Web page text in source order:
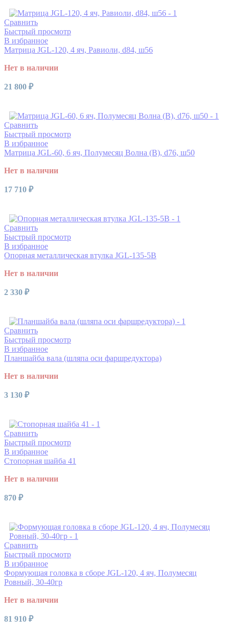
Сравнить
Быстрый просмотр
В избранное
Матрица JGL-120, 4 яч, Равиоли, d84, ш56
Нет в наличии
21 800 ₽
Сравнить
Быстрый просмотр
В избранное
Матрица JGL-60, 6 яч, Полумесяц Волна (В), d76, ш50
Нет в наличии
17 710 ₽
Сравнить
Быстрый просмотр
В избранное
Опорная металлическая втулка JGL-135-5B
Нет в наличии
2 330 ₽
Сравнить
Быстрый просмотр
В избранное
Планшайба вала (шляпа оси фаршредуктора)
Нет в наличии
3 130 ₽
Сравнить
Быстрый просмотр
В избранное
Стопорная шайба 41
Нет в наличии
870 ₽
Сравнить
Быстрый просмотр
В избранное
Формующая головка в сборе JGL-120, 4 яч, Полумесяц
Ровный, 30-40гр
Нет в наличии
81 910 ₽